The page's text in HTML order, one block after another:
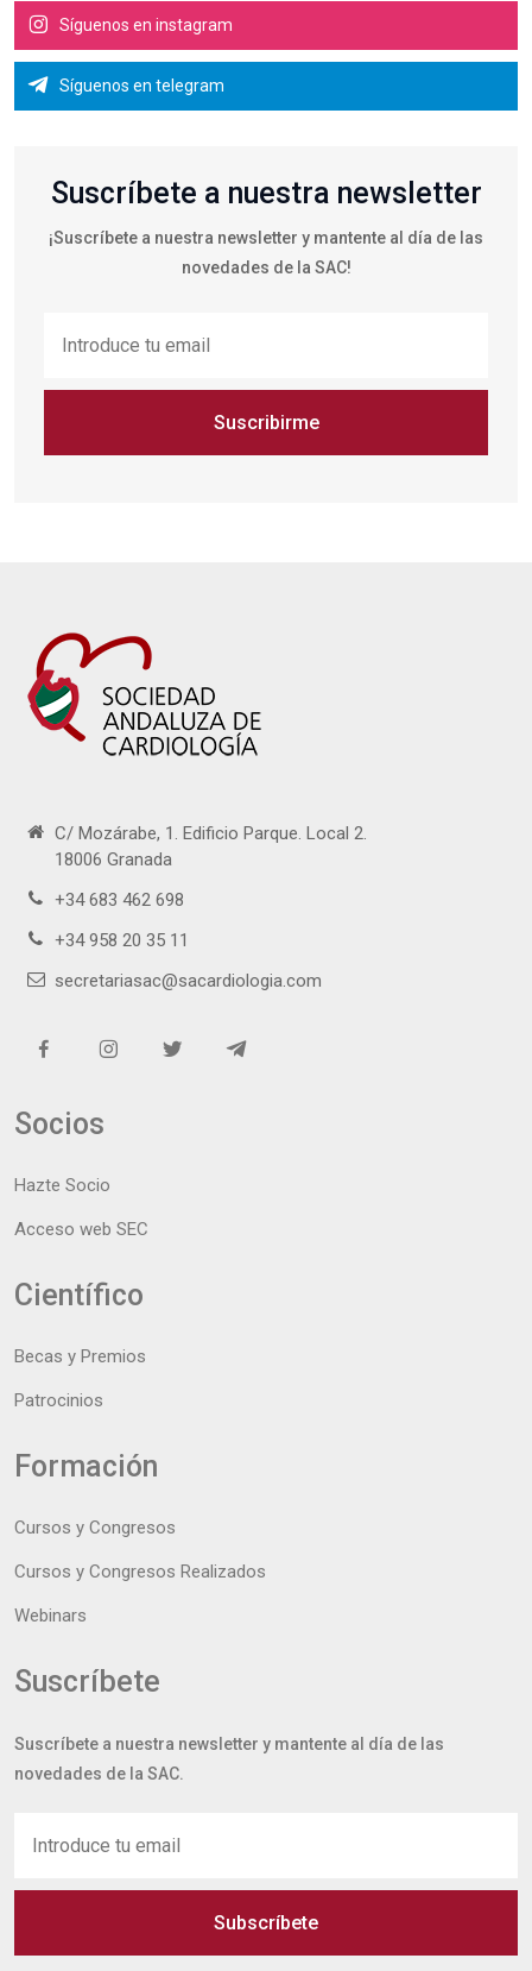
Síguenos en instagram
Síguenos en telegram
Suscríbete a nuestra newsletter
¡Suscríbete a nuestra newsletter y mantente al día de las
novedades de la SAC!
Suscribirme
C/ Mozárabe, 1. Edificio Parque. Local 2.
18006 Granada
+34 683 462 698
+34 958 20 35 11
secretariasac@sacardiologia.com
Socios
Hazte Socio
Acceso web SEC
Científico
Becas y Premios
Patrocinios
Formación
Cursos y Congresos
Cursos y Congresos Realizados
Webinars
Suscríbete
Suscríbete a nuestra newsletter y mantente al día de las
novedades de la SAC.
Subscríbete